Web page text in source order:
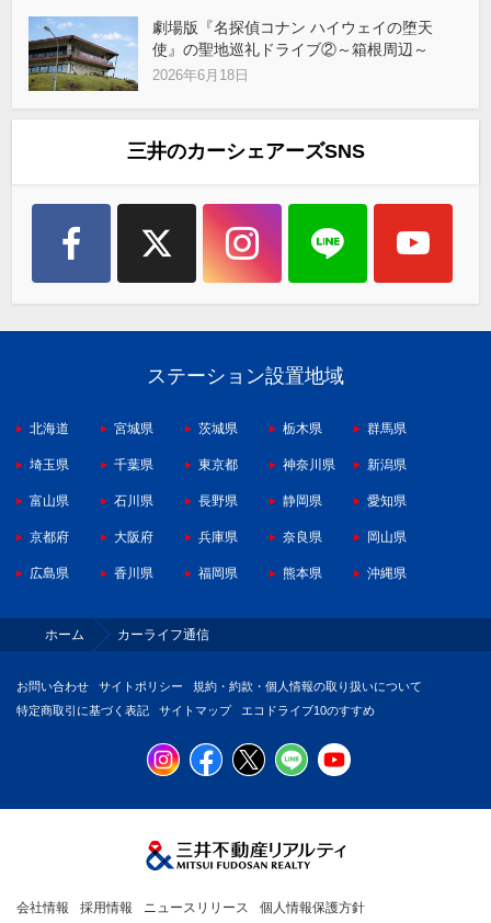
劇場版『名探偵コナン ハイウェイの堕天
使』の聖地巡礼ドライブ②～箱根周辺～
2026年6月18日
三井のカーシェアーズSNS
ステーション設置地域
北海道 宮城県 茨城県 栃木県 群馬県
埼玉県 千葉県 東京都 神奈川県 新潟県
富山県 石川県 長野県 静岡県 愛知県
京都府 大阪府 兵庫県 奈良県 岡山県
広島県 香川県 福岡県 熊本県 沖縄県
ホーム カーライフ通信
お問い合わせ サイトポリシー
規約・約款・個人情報の取り扱いについて
特定商取引に基づく表記
サイトマップ エコドライブ10のすすめ
会社情報 採用情報 ニュースリリース 個人情報保護方針